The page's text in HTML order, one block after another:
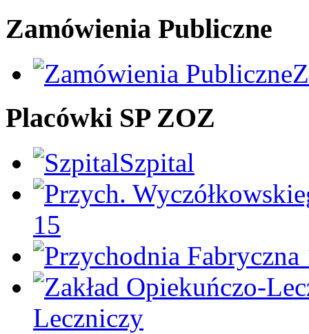
Zamówienia Publiczne
Placówki SP ZOZ
Szpital
15
Leczniczy